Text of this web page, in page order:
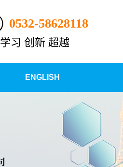
0532-58628118
学习 创新 超越
ENGLISH